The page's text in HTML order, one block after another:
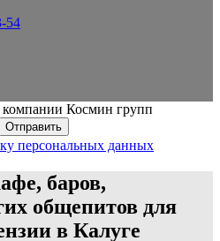
54
компании Космин групп
персональных данных
баров,
общепитов для
в Калуге